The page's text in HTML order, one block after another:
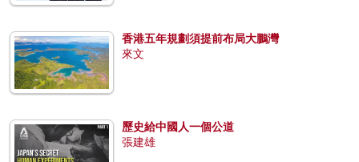
香港五年規劃須提前布局大鵬灣
來文
歷史給中國人一個公道
張建雄